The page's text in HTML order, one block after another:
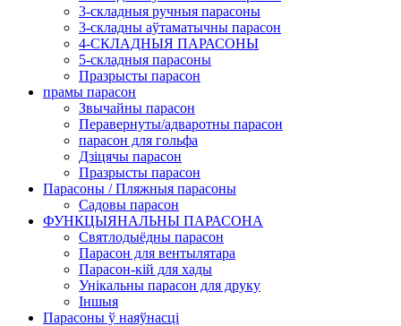
3-складныя ручныя парасоны
3-складны аўтаматычны парасон
4-СКЛАДНЫЯ ПАРАСОНЫ
5-складныя парасоны
Празрысты парасон
прамы парасон
Звычайны парасон
Перавернуты/адваротны парасон
парасон для гольфа
Дзіцячы парасон
Празрысты парасон
Парасоны / Пляжныя парасоны
Садовы парасон
ФУНКЦЫЯНАЛЬНЫ ПАРАСОНА
Святлодыёдны парасон
Парасон для вентылятара
Парасон-кій для хады
Унікальны парасон для друку
Іншыя
Парасоны ў наяўнасці